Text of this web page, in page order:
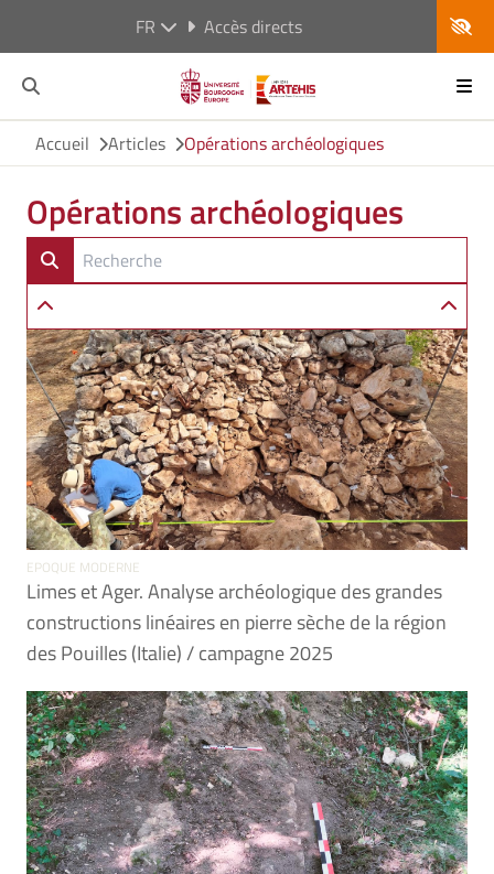
FR Accès directs
Accueil Articles Opérations archéologiques
Opérations archéologiques
EPOQUE MODERNE
Limes et Ager. Analyse archéologique des grandes
constructions linéaires en pierre sèche de la région
des Pouilles (Italie) / campagne 2025